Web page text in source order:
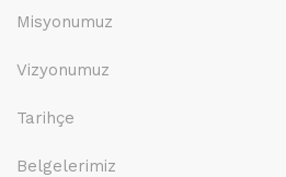
Misyonumuz
Vizyonumuz
Tarihçe
Belgelerimiz